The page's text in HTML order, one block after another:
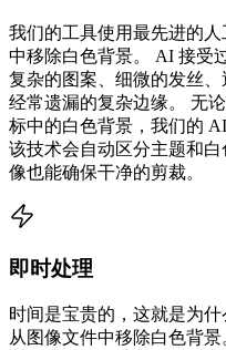
我们的工具使用最先进的
中移除白色背景。 AI 接受
复杂的图案、细微的发丝
经常遗漏的复杂边缘。 无
标中的白色背景，我们的
该技术会自动区分主题和
像也能确保干净的剪裁。
即时处理
时间是宝贵的，这就是为
从图像文件中移除白色背景